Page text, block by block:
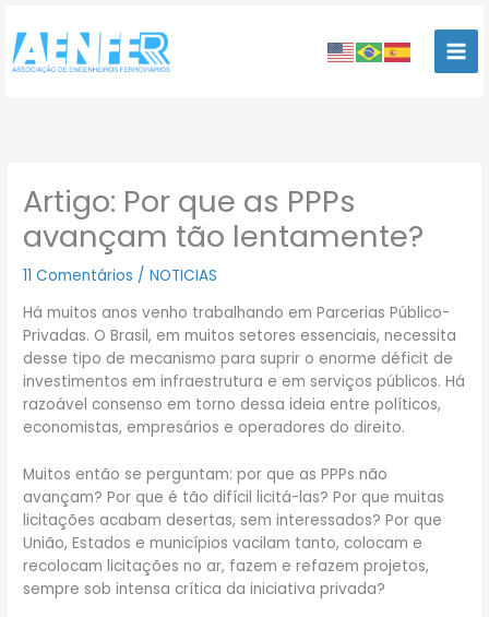
para
conteúdo
Artigo: Por que as PPPs
avançam tão lentamente?
11 Comentários /NOTICIAS
Há muitos anos venho trabalhando em Parcerias Público-
Privadas. O Brasil, em muitos setores essenciais, necessita
desse tipo de mecanismo para suprir o enorme déficit de
investimentos em infraestrutura e em serviços públicos. Há
razoável consenso em torno dessa ideia entre políticos,
economistas, empresários e operadores do direito.
Muitos então se perguntam: por que as PPPs não
avançam? Por que é tão difícil licitá-las? Por que muitas
licitações acabam desertas, sem interessados? Por que
União, Estados e municípios vacilam tanto, colocam e
recolocam licitações no ar, fazem e refazem projetos,
sempre sob intensa crítica da iniciativa privada?